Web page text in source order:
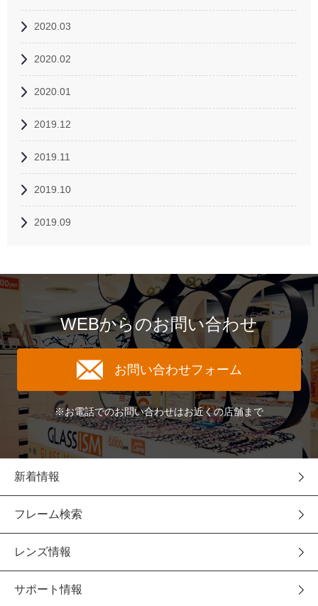
2020.03
2020.02
2020.01
2019.12
2019.11
2019.10
2019.09
WEBからのお問い合わせ
お問い合わせフォーム
※お電話でのお問い合わせはお近くの店舗まで
新着情報
フレーム検索
レンズ情報
サポート情報